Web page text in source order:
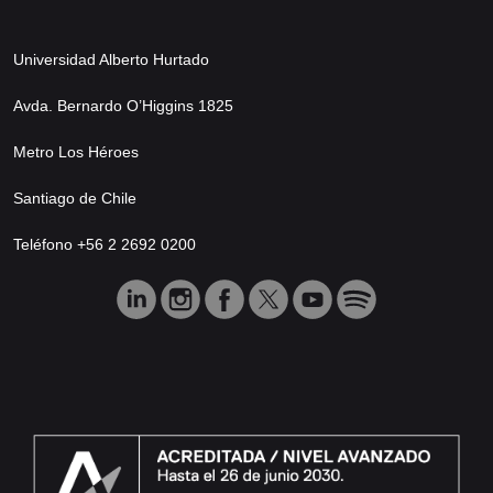
Universidad Alberto Hurtado
Avda. Bernardo O’Higgins 1825
Metro Los Héroes
Santiago de Chile
Teléfono +56 2 2692 0200